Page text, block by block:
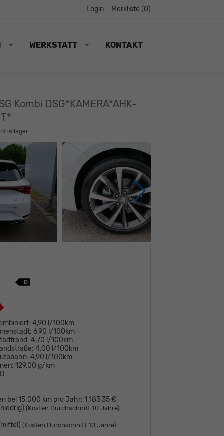
Login Merkliste (0)
WERKSTATT KONTAKT
Kombi DSG*KAMERA*AHK-
4,90 l/100km
6,90 l/100km
4,70 l/100km
4,00 l/100km
4,90 l/100km
129,00 g/km
D
bei 15.000 km pro Jahr: 1.183,35 €
(Kosten Durchschnitt 10 Jahre):
(Kosten Durchschnitt 10 Jahre):